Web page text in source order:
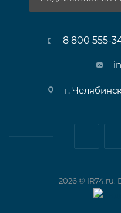
8 800 555-
г.
2026 ©